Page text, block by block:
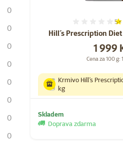
0
0
0
0
0
0
0
0
Hill´s Prescription
5×
Cena
1 999
Cena za 100 g:
Krmivo Hill´s
kg
Skladem
Doprava zdarma